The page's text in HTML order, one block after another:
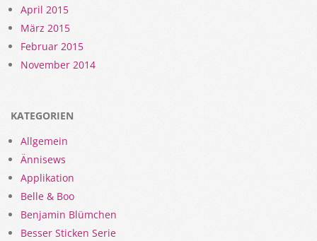
April 2015
März 2015
Februar 2015
November 2014
KATEGORIEN
Allgemein
Ännisews
Applikation
Belle & Boo
Benjamin Blümchen
Besser Sticken Serie